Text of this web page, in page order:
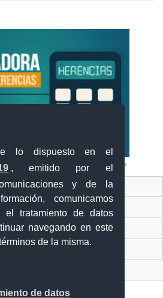
lo dispuesto en el
, emitido por el
y de la
comunicamos
el tratamiento de datos
navegando en este
de la misma.
de datos
Única Virtual
de Comercio Exterior
Abierto